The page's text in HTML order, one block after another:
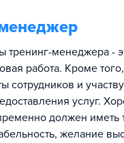
тренинг-менеджера -
работа. Кроме
сотрудников и
услуг.
должен иметь
желание